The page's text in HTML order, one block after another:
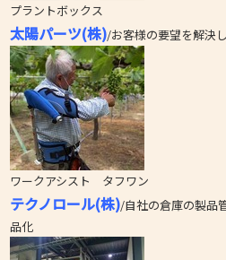
プラントボックス
太陽パーツ(株)/お客様の要望を解決
ワークアシスト タフワン
テクノロール(株)/自社の倉庫の製品
品化